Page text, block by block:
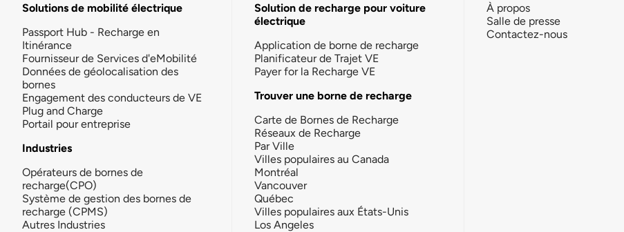
Solutions de mobilité électrique
Passport Hub - Recharge en
Itinérance
Fournisseur de Services d'eMobilité
Données de géolocalisation des
bornes
Engagement des conducteurs de VE
Plug and Charge
Portail pour entreprise
Industries
Opérateurs de bornes de
recharge(CPO)
Système de gestion des bornes de
recharge (CPMS)
Autres Industries
Solution de recharge pour voiture
électrique
Application de borne de recharge
Planificateur de Trajet VE
Payer for la Recharge VE
Trouver une borne de recharge
Carte de Bornes de Recharge
Réseaux de Recharge
Par Ville
Villes populaires au Canada
Montréal
Vancouver
Québec
Villes populaires aux États-Unis
Los Angeles
À propos
Salle de presse
Contactez-nous